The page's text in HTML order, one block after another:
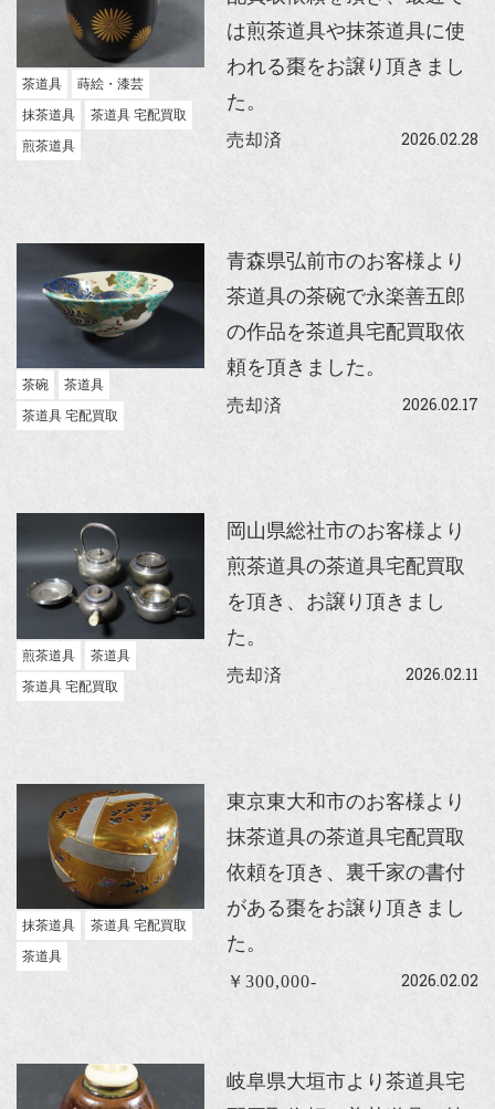
茶道具
蒔絵・漆芸
抹茶道具
茶道具 宅配買取
煎茶道具
は煎茶道具や抹茶道具に使
われる棗をお譲り頂きまし
た。
売却済 2026.02.28
茶碗
茶道具
茶道具 宅配買取
青森県弘前市のお客様より
茶道具の茶碗で永楽善五郎
の作品を茶道具宅配買取依
頼を頂きました。
売却済 2026.02.17
煎茶道具
茶道具
茶道具 宅配買取
岡山県総社市のお客様より
煎茶道具の茶道具宅配買取
を頂き、お譲り頂きまし
た。
売却済 2026.02.11
抹茶道具
茶道具 宅配買取
茶道具
東京東大和市のお客様より
抹茶道具の茶道具宅配買取
依頼を頂き、裏千家の書付
がある棗をお譲り頂きまし
た。
￥300,000- 2026.02.02
岐阜県大垣市より茶道具宅